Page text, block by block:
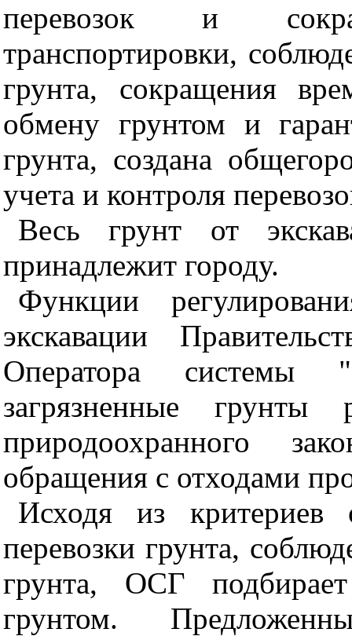
перевозок и
транспортировки,
грунта, сокращения
обмену грунтом и
грунта, создана
учета и контроля
Весь грунт от
принадлежит городу.
Функции
экскавации
Оператора
загрязненные грунты
природоохранного
обращения с отходами
Исходя из критериев
перевозки грунта,
грунта, ОСГ
грунтом.